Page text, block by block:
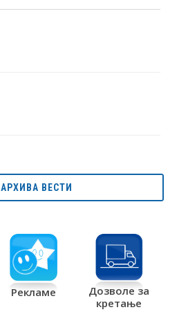
АРХИВА ВЕСТИ
Рекламе
Дозволе за
кретање